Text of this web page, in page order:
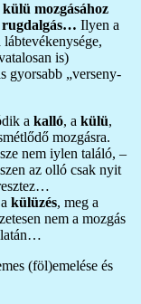
mozgásához
rugdalgás… Ilyen a
lábtevékenysége,
is)
gyorsabb „verseny-
a kalló, a külü,
mozgásra.
nem iylen találó, –
az olló csak nyit
külüzés, meg a
nem a mozgás
(föl)emelése és